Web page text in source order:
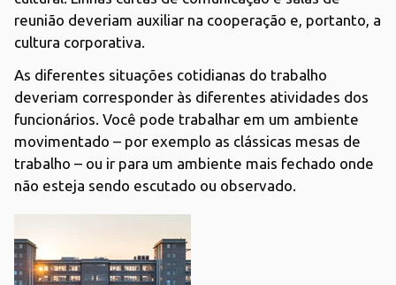
reunião deveriam auxiliar na cooperação e, portanto, a
cultura corporativa.
As diferentes situações cotidianas do trabalho
deveriam corresponder às diferentes atividades dos
funcionários. Você pode trabalhar em um ambiente
movimentado – por exemplo as clássicas mesas de
trabalho – ou ir para um ambiente mais fechado onde
não esteja sendo escutado ou observado.